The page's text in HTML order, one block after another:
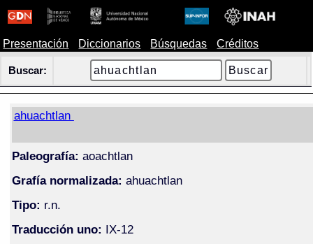
Presentación Diccionarios Búsquedas Créditos
Buscar:
ahuachtlan
Paleografía: aoachtlan
Grafía normalizada: ahuachtlan
Tipo: r.n.
Traducción uno: IX-12